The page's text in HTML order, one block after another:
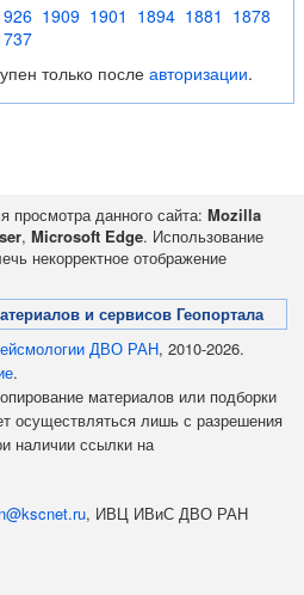
1909 1901 1894 1881 1878
только после авторизации.
данного сайта: Mozilla
, Microsoft Edge. Использование
некорректное отображение
и сервисов Геопортала
ДВО РАН, 2010-2026.
.
материалов или подборки
осуществляться лишь с разрешения
наличии ссылки на
, ИВЦ ИВиС ДВО РАН